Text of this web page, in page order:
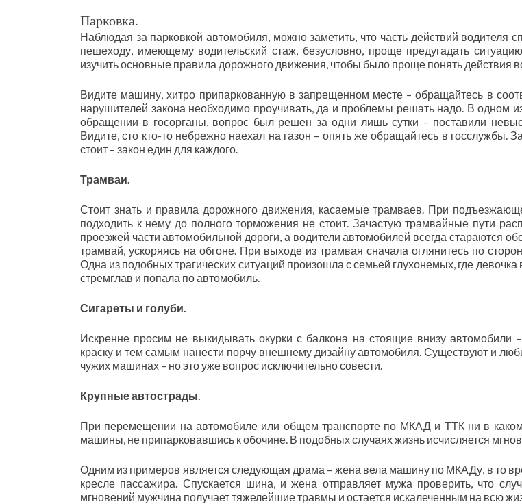
Парковка.
Наблюдая за парковкой автомобиля, можно заметить, что часть действий водителя
пешеходу, имеющему водительский стаж, безусловно, проще предугадать
изучить основные правила дорожного движения, чтобы было проще понять действия
Видите машину, хитро припаркованную в запрещенном месте – обращайтесь в
нарушителей закона необходимо проучивать, да и проблемы решать надо. В одном
обращении в госорганы, вопрос был решен за одни лишь сутки – поставили
Видите, сто кто-то небрежно наехал на газон – опять же обращайтесь в госслужбы.
стоит – закон един для каждого.
Трамваи.
Стоит знать и правила дорожного движения, касаемые трамваев. При
подходить к нему до полного торможения не стоит. Зачастую трамвайные пути
проезжей части автомобильной дороги, а водители автомобилей всегда стараются
трамвай, ускоряясь на обгоне. При выходе из трамвая сначала оглянитесь по
Одна из подобных трагических ситуаций произошла с семьей глухонемых, где
стремглав и попала по автомобиль.
Сигареты и голуби.
Искренне просим не выкидывать окурки с балкона на стоящие внизу автомобили
краску и тем самым нанести порчу внешнему дизайну автомобиля. Существуют и
чужих машинах – но это уже вопрос исключительно совести.
Крупные автострады.
При перемещении на автомобиле или общем транспорте по МКАД и ТТК ни в
машины, не припарковавшись к обочине. В подобных случаях жизнь исчисляется
Одним из примеров является следующая драма – жена вела машину по МКАДу, в то
кресле пассажира. Спускается шина, и жена отправляет мужа проверить, что
мгновений мужчина получает тяжелейшие травмы и остается искалеченным на всю